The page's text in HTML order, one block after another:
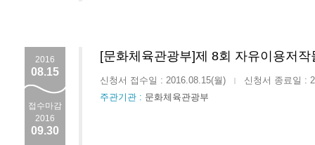
2016
08.15
접수마감
2016
09.30
[문화체육관광부]제 8회 자유이용저
신청서 접수일 : 2016.08.15(월) |
신청서 종료일 :
주관기관 : 문화체육관광부